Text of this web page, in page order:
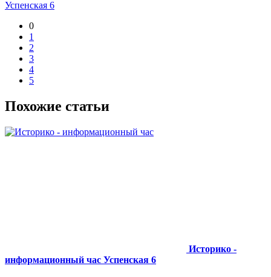
Успенская 6
0
1
2
3
4
5
Похожие статьи
Историко -
информационный час Успенская 6